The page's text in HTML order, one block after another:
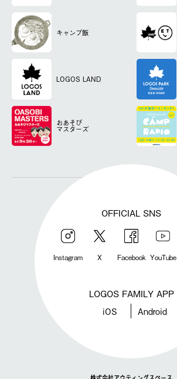
キャンプ飯
LOGOS LAND
おあそび
マスターズ
OFFICIAL SNS
Instagram X Facebook YouTube
LOGOS FAMILY APP
iOS Android